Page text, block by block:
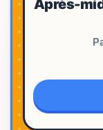
Après-